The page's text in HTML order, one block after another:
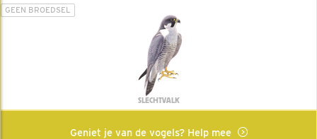
GEEN BROEDSEL
SLECHTVALK
Geniet je van de vogels? Help mee